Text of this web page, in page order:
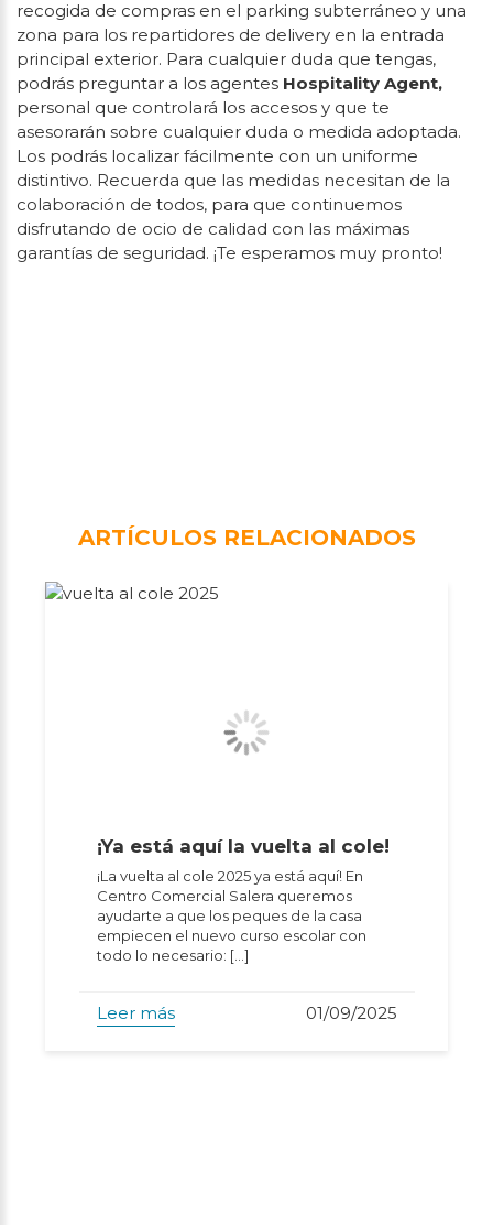
recogida de compras en el parking subterráneo y una
zona para los repartidores de delivery en la entrada
principal exterior. Para cualquier duda que tengas,
podrás preguntar a los agentes Hospitality Agent,
personal que controlará los accesos y que te
asesorarán sobre cualquier duda o medida adoptada.
Los podrás localizar fácilmente con un uniforme
distintivo. Recuerda que las medidas necesitan de la
colaboración de todos, para que continuemos
disfrutando de ocio de calidad con las máximas
garantías de seguridad. ¡Te esperamos muy pronto!
ARTÍCULOS RELACIONADOS
¡Ya está aquí la vuelta al cole!
¡La vuelta al cole 2025 ya está aquí! En
Centro Comercial Salera queremos
ayudarte a que los peques de la casa
empiecen el nuevo curso escolar con
todo lo necesario: […]
Leer más 01/09/2025